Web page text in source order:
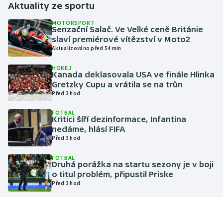
Golf
Gymnastika
Házená
Jezdectví
Judo
Krasobruslení
Lezení
Lyže a snowboard
Aktuality ze sportu
MOTORSPORT
Senzační Salač. Ve Velké ceně Británie
slaví premiérové vítězství v Moto2
Aktualizováno před 54 min
HOKEJ
Kanada deklasovala USA ve finále Hlinka
Gretzky Cupu a vrátila se na trůn
Před 3 hod
FOTBAL
Kritici šíří dezinformace, Infantina
nedáme, hlásí FIFA
Před 3 hod
FOTBAL
Druhá porážka na startu sezony je v boji
o titul problém, připustil Priske
Před 3 hod